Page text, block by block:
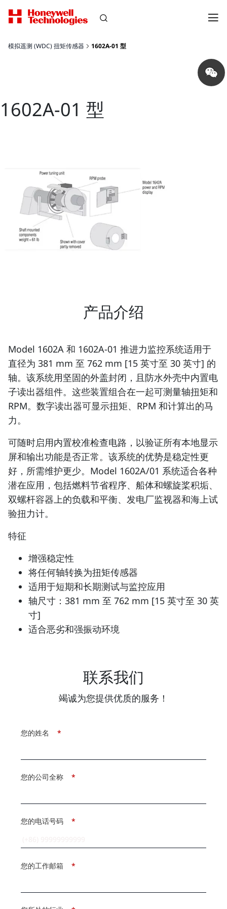
模拟遥测 (WDC) 扭矩传感器 1602A-01 型
Share
on
wechat
1602A-01 型
产品介绍
Model 1602A 和 1602A-01 推进力监控系统适用于
直径为 381 mm 至 762 mm [15 英寸至 30 英寸] 的
轴。该系统用坚固的外盖封闭，且防水外壳中内置电
子读出器组件。这些装置组合在一起可测量轴扭矩和
RPM。数字读出器可显示扭矩、RPM 和计算出的马
力。
可随时启用内置校准检查电路，以验证所有本地显示
屏和输出功能是否正常。该系统的优势是稳定性更
好，所需维护更少。Model 1602A/01 系统适合各种
潜在应用，包括燃料节省程序、船体和螺旋桨积垢、
双螺杆容器上的负载和平衡、发电厂监视器和海上试
验扭力计。
特征
增强稳定性
将任何轴转换为扭矩传感器
适用于短期和长期测试与监控应用
轴尺寸：381 mm 至 762 mm [15 英寸至 30 英
寸]
适合恶劣和强振动环境
联系我们
竭诚为您提供优质的服务！
*
您的姓名
*
您的公司全称
*
您的电话号码
*
您的工作邮箱